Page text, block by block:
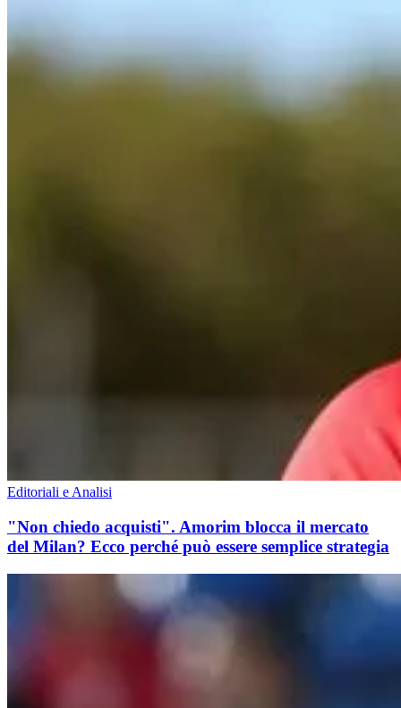
Editoriali e Analisi
"Non chiedo acquisti". Amorim blocca il mercato
del Milan? Ecco perché può essere semplice strategia